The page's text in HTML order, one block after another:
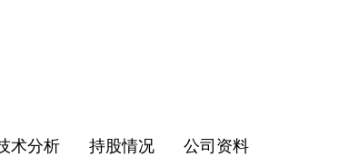
术分析 持股情况 公司资料